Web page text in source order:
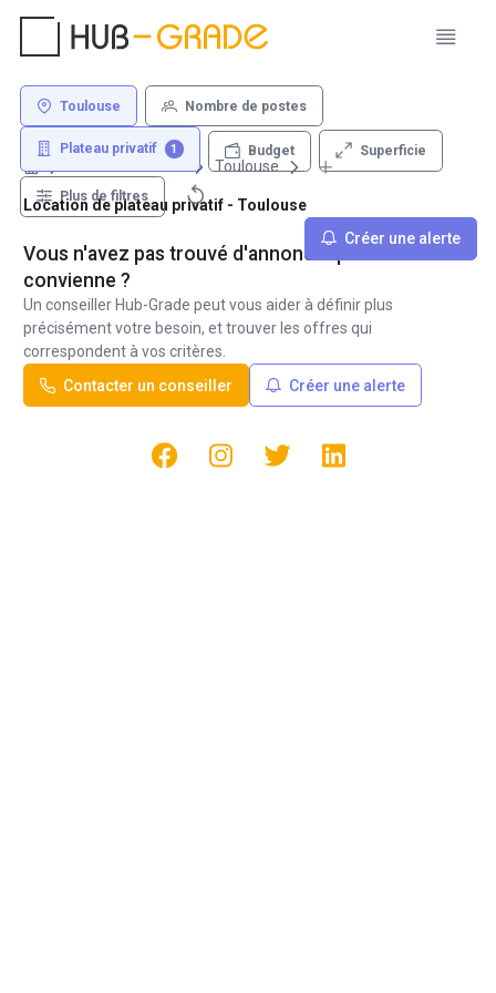
Toulouse Nombre de postes
Plateau privatif 1 Budget Superficie
Plus de filtres
Créer une alerte
Toulouse
Location de plateau privatif - Toulouse
Vous n'avez pas trouvé d'annonce qui vous
convienne ?
Un conseiller Hub-Grade peut vous aider à définir plus
précisément votre besoin, et trouver les offres qui
correspondent à vos critères.
Contacter un conseiller
Créer une alerte